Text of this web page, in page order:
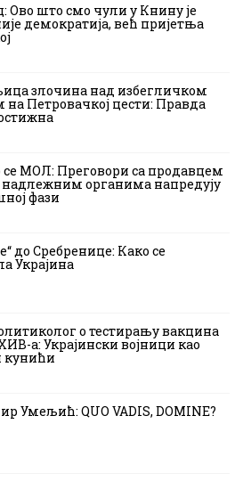
Ово што смо чули у Книну је
демократија, већ пријетња
злочина над избегличком
на Петровачкој цести: Правда
се МОЛ: Преговори са продавцем
органима напредују
фази
до Сребренице: Како се
Украјина
о тестирању вакцина
а: Украјински војници као
кунићи
Умељић: QUO VADIS, DOMINE?